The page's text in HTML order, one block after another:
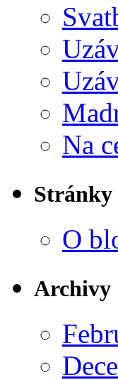
Na
Stránky
O
Archivy